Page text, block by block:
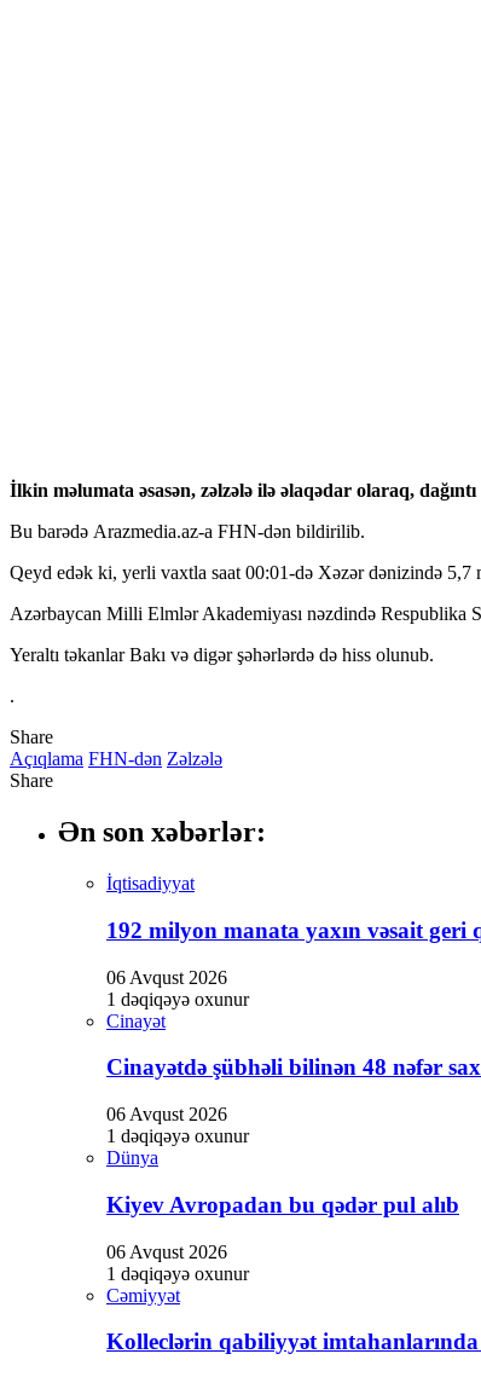
İlkin məlumata əsasən, zəlzələ ilə əlaqədar olaraq,
Bu barədə Arazmedia.az-a FHN-dən bildirilib.
Qeyd edək ki, yerli vaxtla saat 00:01-də Xəzər dənizində 5,7
Azərbaycan Milli Elmlər Akademiyası nəzdində Respublika
Yeraltı təkanlar Bakı və digər şəhərlərdə də hiss olunub.
.
Share
Açıqlama FHN-dən Zəlzələ
Share
Ən son xəbərlər:
İqtisadiyyat
192 milyon manata yaxın vəsait geri
06 Avqust 2026
1 dəqiqəyə oxunur
Cinayət
Cinayətdə şübhəli bilinən 48 nəfər
06 Avqust 2026
1 dəqiqəyə oxunur
Dünya
Kiyev Avropadan bu qədər pul alıb
06 Avqust 2026
1 dəqiqəyə oxunur
Cəmiyyət
Kolleclərin qabiliyyət